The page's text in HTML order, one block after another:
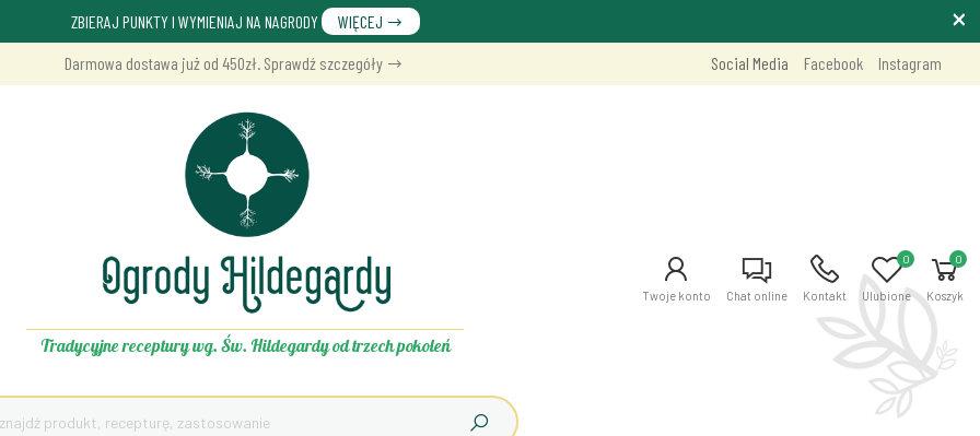
ZBIERAJ PUNKTY I WYMIENIAJ NA NAGRODY
WIĘCEJ
Darmowa dostawa już od 450zł. Sprawdź szczegóły
Social Media Facebook Instagram
Tradycyjne receptury wg. Św. Hildegardy od trzech pokoleń
Twoje konto Chat online Kontakt Ulubione
0 0
Koszyk